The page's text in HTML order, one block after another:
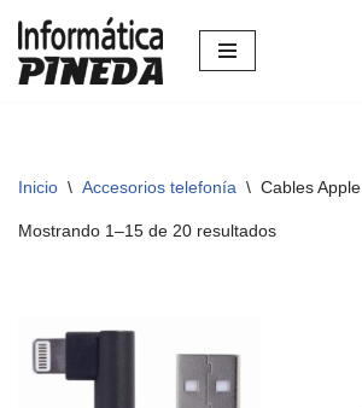
Saltar
Inicio \ Accesorios telefonía \ Cables Apple
Mostrando 1–15 de 20 resultados